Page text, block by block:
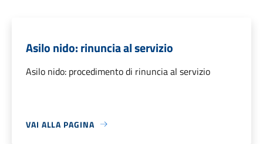
Asilo nido: rinuncia al servizio
Asilo nido: procedimento di rinuncia al servizio
VAI ALLA PAGINA